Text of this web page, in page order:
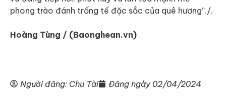
phong trào đánh trống tế đặc sắc của quê hương”./.
Hoàng Tùng / (Baonghean.vn)
Người đăng: Chu Tài Đăng ngày 02/04/2024